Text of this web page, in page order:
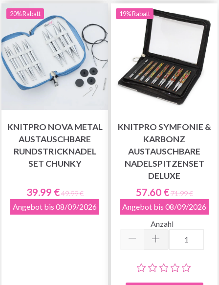
20% Rabatt
KNITPRO NOVA METAL
AUSTAUSCHBARE
RUNDSTRICKNADEL
SET CHUNKY
39.99 €49.99 €
Angebot bis 08/09/2026
19% Rabatt
KNITPRO SYMFONIE &
KARBONZ
AUSTAUSCHBARE
NADELSPITZENSET
DELUXE
57.60 €71.99 €
Angebot bis 08/09/2026
Anzahl